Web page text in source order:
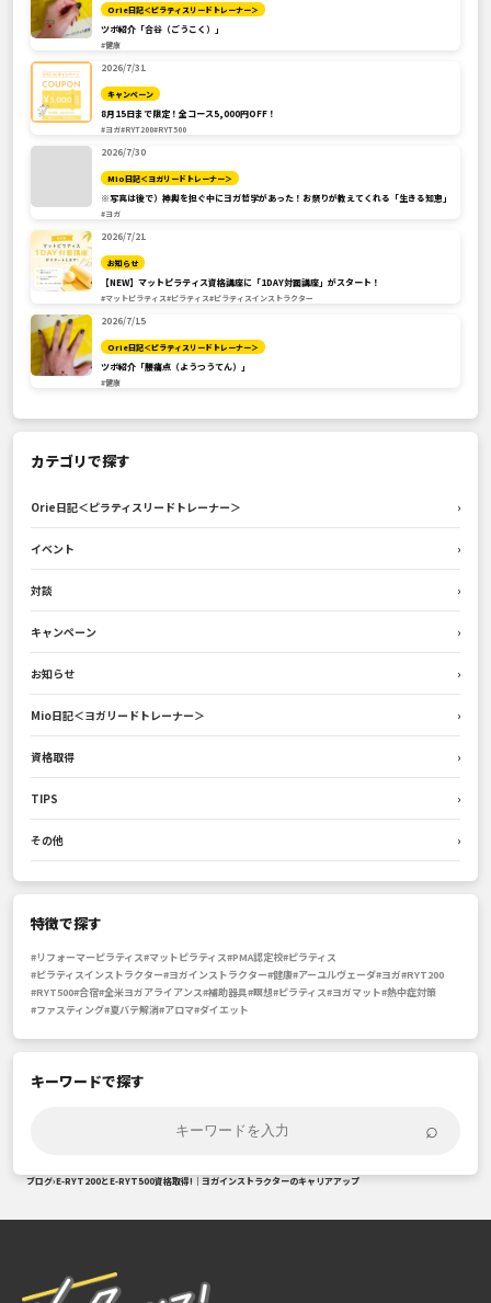
Orie日記＜ピラティスリードトレーナー＞
ツボ紹介「合谷（ごうこく）」
#健康
2026/7/31
キャンペーン
8月15日まで限定！全コース5,000円OFF！
#ヨガ#RYT200#RYT500
2026/7/30
Mio日記＜ヨガリードトレーナー＞
※写真は後で）神輿を担ぐ中にヨガ哲学があった！お祭りが教えてくれる「生きる知恵」
#ヨガ
2026/7/21
お知らせ
【NEW】マットピラティス資格講座に「1DAY対面講座」がスタート！
#マットピラティス#ピラティス#ピラティスインストラクター
2026/7/15
Orie日記＜ピラティスリードトレーナー＞
ツボ紹介「腰痛点（ようつうてん）」
#健康
カテゴリで探す
Orie日記＜ピラティスリードトレーナー＞ ›
イベント ›
対談 ›
キャンペーン ›
お知らせ ›
Mio日記＜ヨガリードトレーナー＞ ›
資格取得 ›
TIPS ›
その他 ›
特徴で探す
#リフォーマーピラティス#マットピラティス#PMA認定校#ピラティス
#ピラティスインストラクター#ヨガインストラクター#健康#アーユルヴェーダ#ヨガ#RYT200
#RYT500#合宿#全米ヨガアライアンス#補助器具#瞑想#ピラティス#ヨガマット#熱中症対策
#ファスティング#夏バテ解消#アロマ#ダイエット
キーワードで探す
⌕
ブログ›E-RYT200とE-RYT500資格取得!｜ヨガインストラクターのキャリアアップ